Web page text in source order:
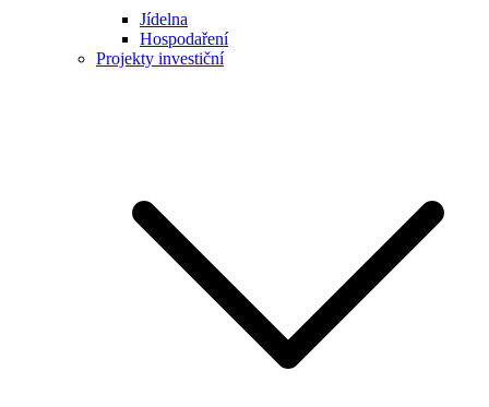
Jídelna
Hospodaření
Projekty investiční